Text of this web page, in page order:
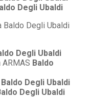
Degli Ubaldi
Degli Ubaldi
Baldo
Baldo Degli Ubaldi
Degli Ubaldi